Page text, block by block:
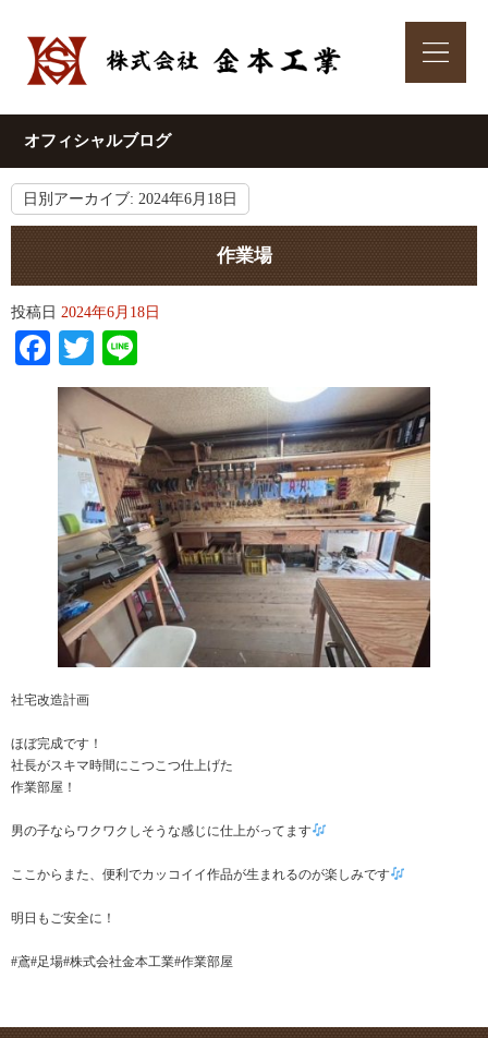
オフィシャルブログ
日別アーカイブ: 2024年6月18日
作業場
投稿日 2024年6月18日
Facebook
Twitter
社宅改造計画
ほぼ完成です！
社長がスキマ時間にこつこつ仕上げた
作業部屋！
男の子ならワクワクしそうな感じに仕上がってます
ここからまた、便利でカッコイイ作品が生まれるのが楽しみです
明日もご安全に！
#鳶#足場#株式会社金本工業#作業部屋